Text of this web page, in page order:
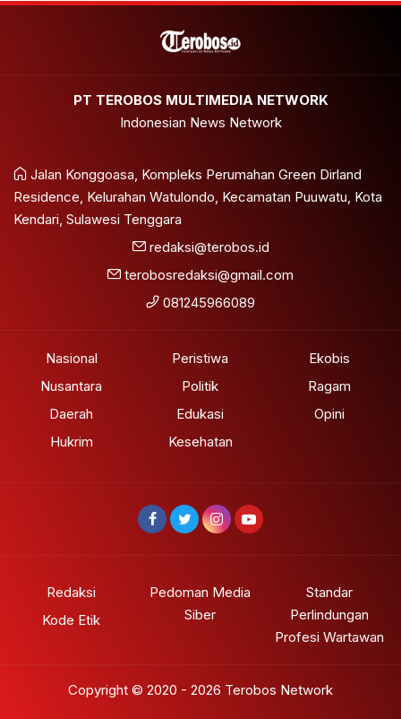
PT TEROBOS MULTIMEDIA NETWORK
Indonesian News Network
Jalan Konggoasa, Kompleks Perumahan Green Dirland
Residence, Kelurahan Watulondo, Kecamatan Puuwatu, Kota
Kendari, Sulawesi Tenggara
redaksi@terobos.id
terobosredaksi@gmail.com
081245966089
Nasional
Nusantara
Daerah
Hukrim
Peristiwa
Politik
Edukasi
Kesehatan
Ekobis
Ragam
Opini
Redaksi
Kode Etik
Pedoman Media
Siber
Standar
Perlindungan
Profesi Wartawan
Copyright © 2020 - 2026 Terobos Network